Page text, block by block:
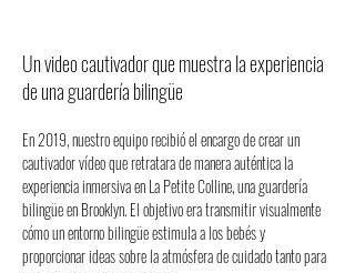
Un video cautivador que muestra la experiencia
de una guardería bilingüe
En 2019, nuestro equipo recibió el encargo de crear un
cautivador vídeo que retratara de manera auténtica la
experiencia inmersiva en La Petite Colline, una guardería
bilingüe en Brooklyn. El objetivo era transmitir visualmente
cómo un entorno bilingüe estimula a los bebés y
proporcionar ideas sobre la atmósfera de cuidado tanto para